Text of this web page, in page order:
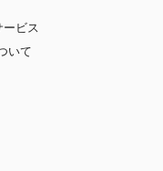
ビス
いて